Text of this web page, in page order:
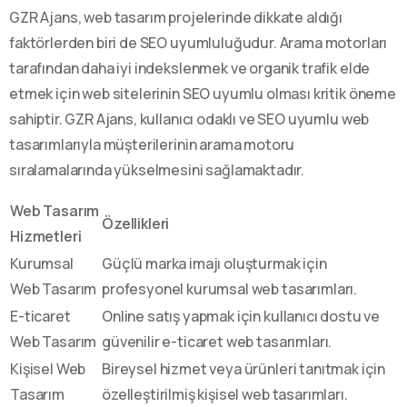
GZR Ajans, web tasarım projelerinde dikkate aldığı
faktörlerden biri de SEO uyumluluğudur. Arama motorları
tarafından daha iyi indekslenmek ve organik trafik elde
etmek için web sitelerinin SEO uyumlu olması kritik öneme
sahiptir. GZR Ajans, kullanıcı odaklı ve SEO uyumlu web
tasarımlarıyla müşterilerinin arama motoru
sıralamalarında yükselmesini sağlamaktadır.
Web Tasarım
Hizmetleri
Özellikleri
Kurumsal
Web Tasarım
Güçlü marka imajı oluşturmak için
profesyonel kurumsal web tasarımları.
E-ticaret
Web Tasarım
Online satış yapmak için kullanıcı dostu ve
güvenilir e-ticaret web tasarımları.
Kişisel Web
Tasarım
Bireysel hizmet veya ürünleri tanıtmak için
özelleştirilmiş kişisel web tasarımları.